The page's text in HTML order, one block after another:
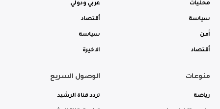
محليات
سياسة
أمن
أقتصاد
عربي ودولي
أقتصاد
سياسة
الاخيرة
منوعات
رياضة
الوصول السريع
تردد قناة الرشيد